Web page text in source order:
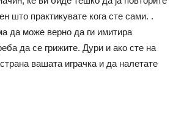
што практикувате кога сте сами. .
да може верно да ги имитира
да се грижите. Дури и ако сте на
вашата играчка и да налетате